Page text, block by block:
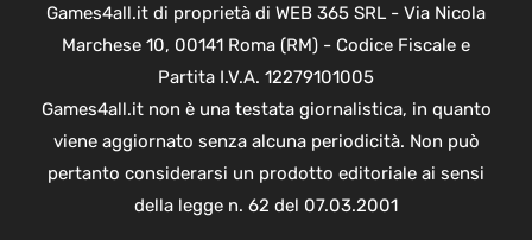
Games4all.it di proprietà di WEB 365 SRL - Via Nicola
Marchese 10, 00141 Roma (RM) - Codice Fiscale e
Partita I.V.A. 12279101005
Games4all.it non è una testata giornalistica, in quanto
viene aggiornato senza alcuna periodicità. Non può
pertanto considerarsi un prodotto editoriale ai sensi
della legge n. 62 del 07.03.2001